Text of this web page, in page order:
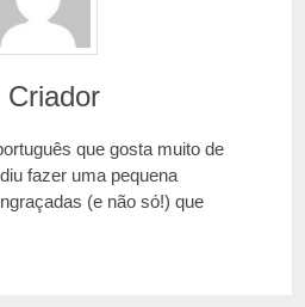
Criador
que gosta muito de
fazer uma pequena
(e não só!) que